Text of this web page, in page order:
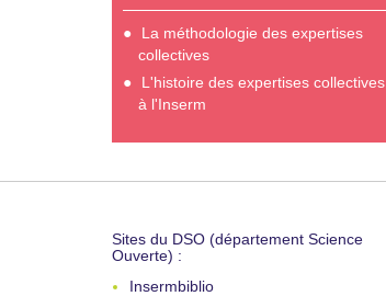
La méthodologie des expertises
collectives
L'histoire des expertises collectives
à l'Inserm
Sites du DSO (département Science
Ouverte) :
Insermbiblio